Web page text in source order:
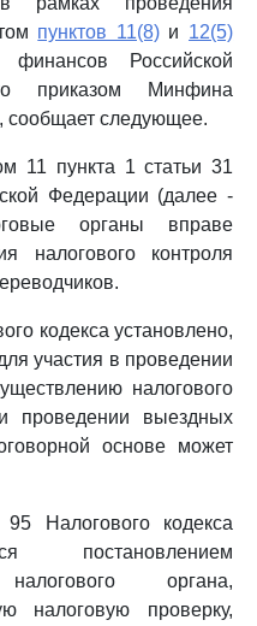
пунктов 11(8)и 12(5)
финансов Российской
приказом Минфина
сообщает следующее.
11 пункта 1 статьи 31
Федерации (далее -
органы вправе
налогового контроля
кодекса установлено,
участия в проведении
налогового
проведении выездных
основе может
Налогового кодекса
постановлением
органа,
налоговую проверку,